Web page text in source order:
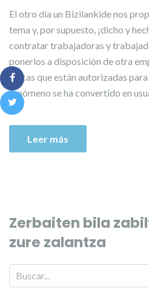
El otro día un Bizilankide nos
tema y, por supuesto, ¡dicho y
contratar trabajadoras y
ponerlos a disposición de otra
únicas que están autorizadas
fenómeno se ha convertido en
Leer más
Zerbaiten bila
zure zalantza